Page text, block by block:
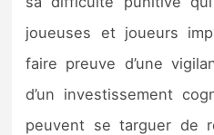
Autres tests
Précommandes
joueuses et joueurs
faire preuve d’une
d’un investissement
peuvent se targuer de